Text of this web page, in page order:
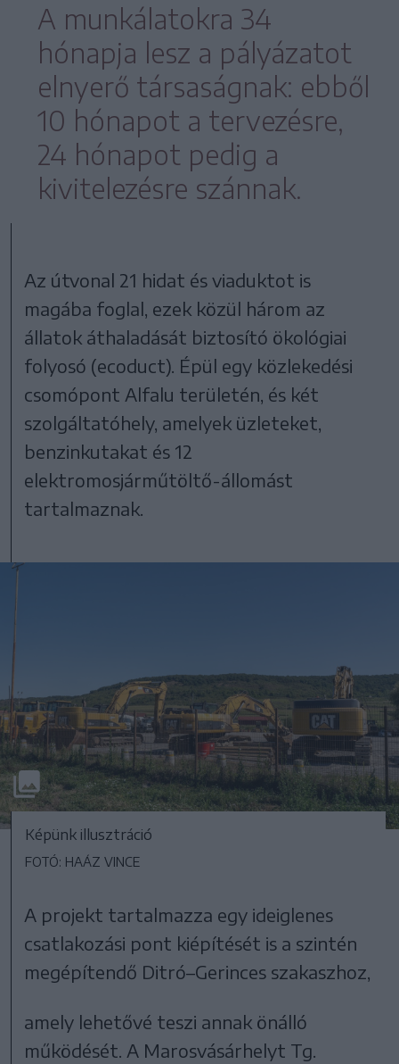
A munkálatokra 34
hónapja lesz a pályázatot
elnyerő társaságnak: ebből
10 hónapot a tervezésre,
24 hónapot pedig a
kivitelezésre szánnak.
Az útvonal 21 hidat és viaduktot is
magába foglal, ezek közül három az
állatok áthaladását biztosító ökológiai
folyosó (ecoduct). Épül egy közlekedési
csomópont Alfalu területén, és két
szolgáltatóhely, amelyek üzleteket,
benzinkutakat és 12
elektromosjárműtöltő-állomást
tartalmaznak.
Képünk illusztráció
FOTÓ: HAÁZ VINCE
A projekt tartalmazza egy ideiglenes
csatlakozási pont kiépítését is a szintén
megépítendő Ditró–Gerinces szakaszhoz,
amely lehetővé teszi annak önálló
működését. A Marosvásárhelyt Tg.